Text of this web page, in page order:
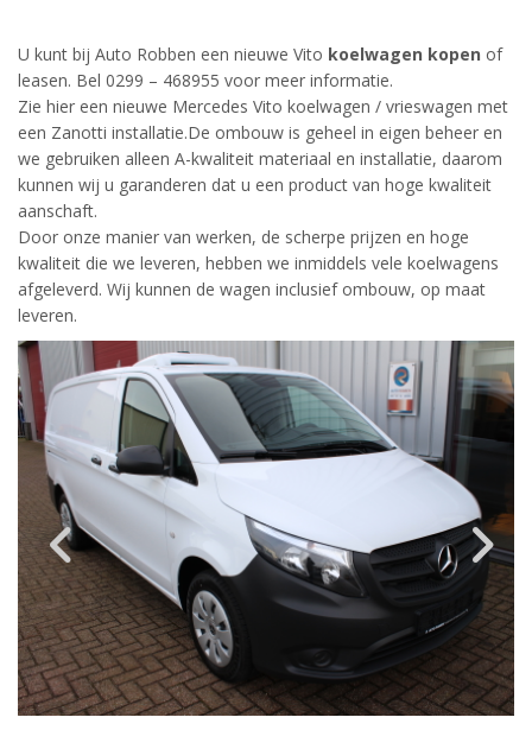
U kunt bij Auto Robben een nieuwe Vito koelwagen kopen of
leasen. Bel 0299 – 468955 voor meer informatie.
Zie hier een nieuwe Mercedes Vito koelwagen / vrieswagen met
een Zanotti installatie.De ombouw is geheel in eigen beheer en
we gebruiken alleen A-kwaliteit materiaal en installatie, daarom
kunnen wij u garanderen dat u een product van hoge kwaliteit
aanschaft.
Door onze manier van werken, de scherpe prijzen en hoge
kwaliteit die we leveren, hebben we inmiddels vele koelwagens
afgeleverd. Wij kunnen de wagen inclusief ombouw, op maat
leveren.